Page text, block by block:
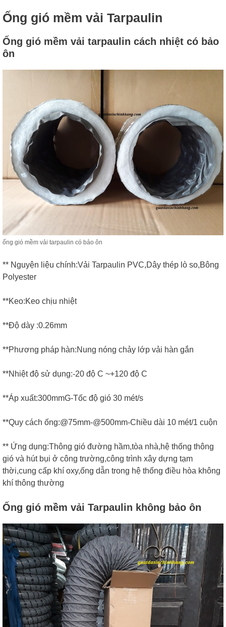
Ống gió mềm vải Tarpaulin
Ống gió mềm vải tarpaulin cách nhiệt có bảo
ôn
ống gió mềm vải tarpaulin có bảo ôn
** Nguyện liệu chính:Vải Tarpaulin PVC,Dây thép lò so,Bông
Polyester
**Keo:Keo chịu nhiệt
**Độ dày :0.26mm
**Phương pháp hàn:Nung nóng chảy lớp vải hàn gắn
**Nhiệt độ sử dụng:-20 độ C ~+120 độ C
**Áp xuất:300mmG-Tốc độ gió 30 mét/s
**Quy cách ống:@75mm-@500mm-Chiều dài 10 mét/1 cuộn
** Ứng dụng:Thông gió đường hầm,tòa nhà,hệ thống thông
gió và hút bụi ở công trường,công trình xây dựng tạm
thời,cung cấp khí oxy,ống dẫn trong hệ thống điều hòa không
khí thông thường
Ống gió mềm vải Tarpaulin không bảo ôn